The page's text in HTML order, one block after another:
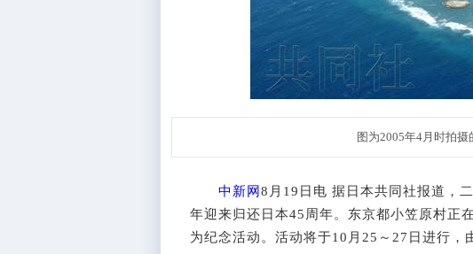
图为2005年4月时拍摄
中新网 8月19日电 据日本共同社报道，
年迎来归还日本45周年。东京都小笠原村正
为纪念活动。活动将于10月25～27日进行，